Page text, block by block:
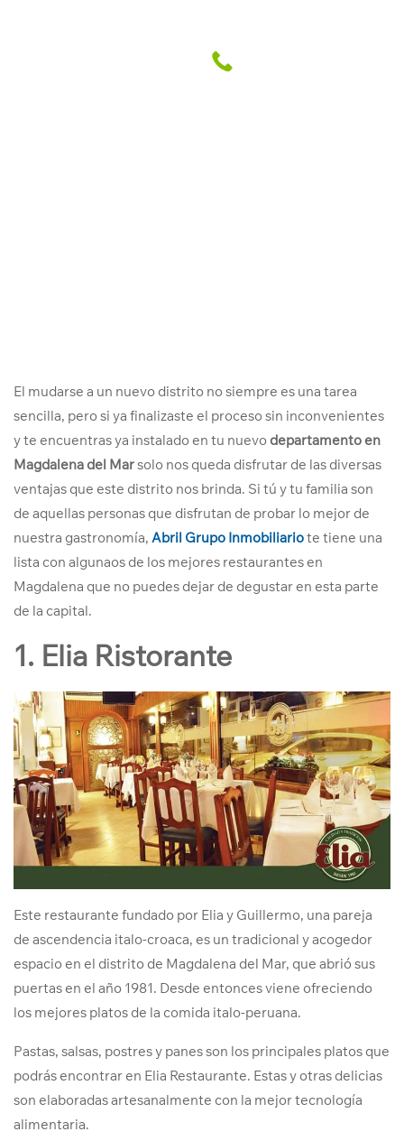
El mudarse a un nuevo distrito no siempre es una tarea
sencilla, pero si ya finalizaste el proceso sin inconvenientes
y te encuentras ya instalado en tu nuevo departamento en
Magdalena del Marsolo nos queda disfrutar de las diversas
ventajas que este distrito nos brinda. Si tú y tu familia son
de aquellas personas que disfrutan de probar lo mejor de
nuestra gastronomía, Abril Grupo Inmobiliariote tiene una
lista con algunaos de los mejores restaurantes en
Magdalena que no puedes dejar de degustar en esta parte
de la capital.
1. Elia Ristorante
Este restaurante fundado por Elia y Guillermo, una pareja
de ascendencia italo-croaca, es un tradicional y acogedor
espacio en el distrito de Magdalena del Mar, que abrió sus
puertas en el año 1981. Desde entonces viene ofreciendo
los mejores platos de la comida italo-peruana.
Pastas, salsas, postres y panes son los principales platos que
podrás encontrar en Elia Restaurante. Estas y otras delicias
son elaboradas artesanalmente con la mejor tecnología
alimentaria.